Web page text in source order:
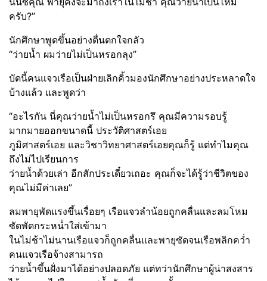
ครับ?”
นักศึกษาพูดขึ้นอย่างตื่นตกใจกลัว
“ว่ายน้ำ ผมว่ายไม่เป็นหรอกลุง”
บัดนี้คนแจวเรือเป็นฝ่ายเลิกคิ้วมองนักศึกษาอย่างประหลาดใจ
บ้างแล้ว และพูดว่า
“อะไรกัน นี่คุณว่ายน้ำไม่เป็นหรอกรึ คุณมีความรอบรู้
มากมายออกขนาดนี้ ประวัติศาสตร์เอย
ภูมิศาสตร์เอย และวิชาวิทยาศาสตร์เอยคุณก็รู้ แต่ทำไมคุณ
ถึงไม่ไปเรียนการ
ว่ายน้ำด้วยเล่า อีกสักประเดี๋ยวเถอะ คุณก็จะได้รู้ว่าชีวิตของ
คุณไม่มีค่าเลย”
ลมพายุพัดแรงขึ้นเรื่อยๆ เรือแจวลำน้อยถูกคลื่นและลมโหม
ซัดพัดกระหน่ำใส่เข้ามา
ในไม่ช้าไม่นานเรือแจวก็ถูกคลื่นและพายุซัดจนเรือพลิกคว่ำ
คนแจวเรือจ้างสามารถ
ว่ายน้ำขึ้นฝั่งมาได้อย่างปลอดภัย แต่ทว่านักศึกษาผู้น่าสงสาร